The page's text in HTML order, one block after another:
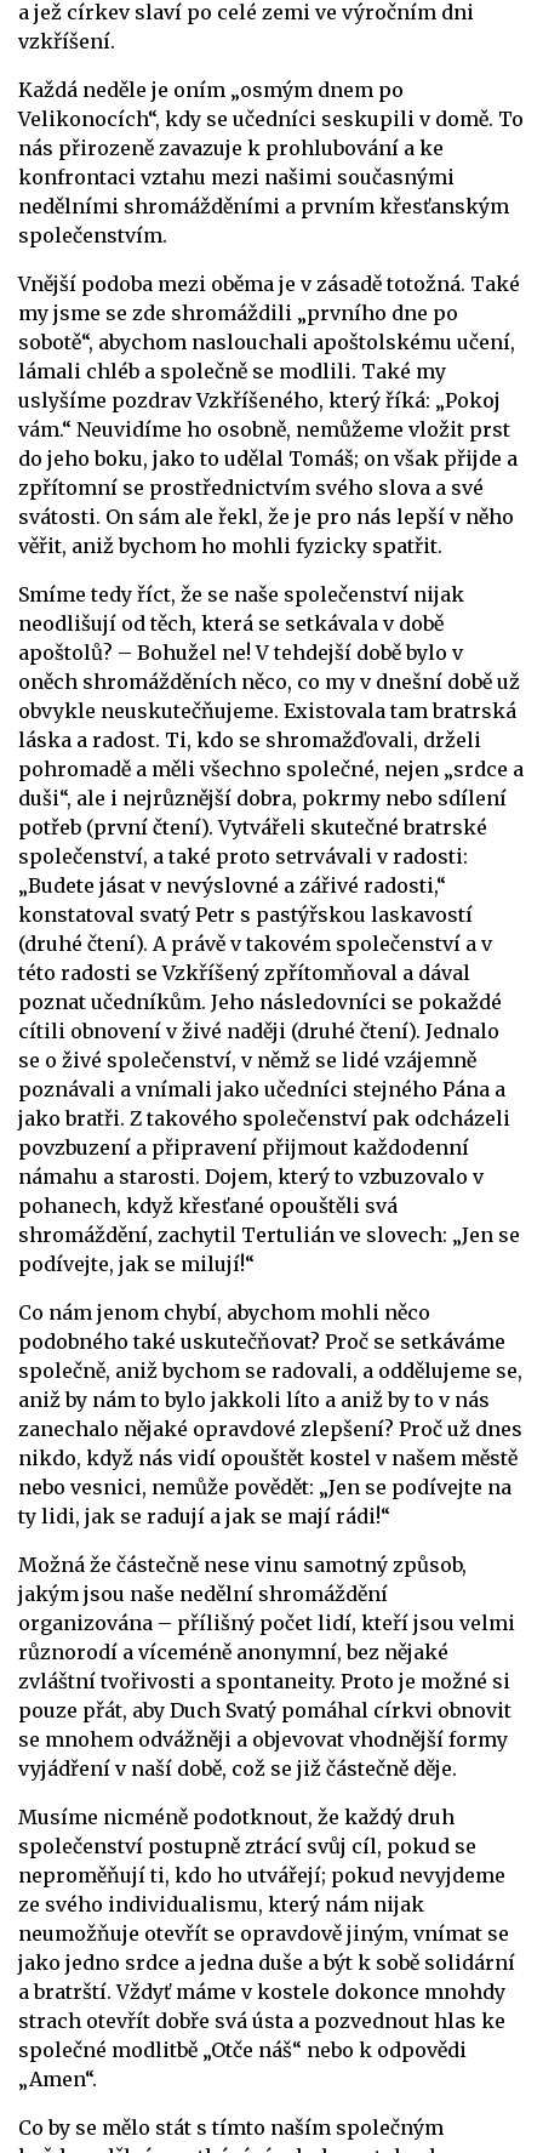
a jež církev slaví po celé zemi ve výročním dni
vzkříšení.
Každá neděle je oním „osmým dnem po
Velikonocích“, kdy se učedníci seskupili v domě. To
nás přirozeně zavazuje k prohlubování a ke
konfrontaci vztahu mezi našimi současnými
nedělními shromážděními a prvním křesťanským
společenstvím.
Vnější podoba mezi oběma je v zásadě totožná. Také
my jsme se zde shromáždili „prvního dne po
sobotě“, abychom naslouchali apoštolskému učení,
lámali chléb a společně se modlili. Také my
uslyšíme pozdrav Vzkříšeného, který říká: „Pokoj
vám.“ Neuvidíme ho osobně, nemůžeme vložit prst
do jeho boku, jako to udělal Tomáš; on však přijde a
zpřítomní se prostřednictvím svého slova a své
svátosti. On sám ale řekl, že je pro nás lepší v něho
věřit, aniž bychom ho mohli fyzicky spatřit.
Smíme tedy říct, že se naše společenství nijak
neodlišují od těch, která se setkávala v době
apoštolů? – Bohužel ne! V tehdejší době bylo v
oněch shromážděních něco, co my v dnešní době už
obvykle neuskutečňujeme. Existovala tam bratrská
láska a radost. Ti, kdo se shromažďovali, drželi
pohromadě a měli všechno společné, nejen „srdce a
duši“, ale i nejrůznější dobra, pokrmy nebo sdílení
potřeb (první čtení). Vytvářeli skutečné bratrské
společenství, a také proto setrvávali v radosti:
„Budete jásat v nevýslovné a zářivé radosti,“
konstatoval svatý Petr s pastýřskou laskavostí
(druhé čtení). A právě v takovém společenství a v
této radosti se Vzkříšený zpřítomňoval a dával
poznat učedníkům. Jeho následovníci se pokaždé
cítili obnovení v živé naději (druhé čtení). Jednalo
se o živé společenství, v němž se lidé vzájemně
poznávali a vnímali jako učedníci stejného Pána a
jako bratři. Z takového společenství pak odcházeli
povzbuzení a připravení přijmout každodenní
námahu a starosti. Dojem, který to vzbuzovalo v
pohanech, když křesťané opouštěli svá
shromáždění, zachytil Tertulián ve slovech: „Jen se
podívejte, jak se milují!“
Co nám jenom chybí, abychom mohli něco
podobného také uskutečňovat? Proč se setkáváme
společně, aniž bychom se radovali, a oddělujeme se,
aniž by nám to bylo jakkoli líto a aniž by to v nás
zanechalo nějaké opravdové zlepšení? Proč už dnes
nikdo, když nás vidí opouštět kostel v našem městě
nebo vesnici, nemůže povědět: „Jen se podívejte na
ty lidi, jak se radují a jak se mají rádi!“
Možná že částečně nese vinu samotný způsob,
jakým jsou naše nedělní shromáždění
organizována – přílišný počet lidí, kteří jsou velmi
různorodí a víceméně anonymní, bez nějaké
zvláštní tvořivosti a spontaneity. Proto je možné si
pouze přát, aby Duch Svatý pomáhal církvi obnovit
se mnohem odvážněji a objevovat vhodnější formy
vyjádření v naší době, což se již částečně děje.
Musíme nicméně podotknout, že každý druh
společenství postupně ztrácí svůj cíl, pokud se
neproměňují ti, kdo ho utvářejí; pokud nevyjdeme
ze svého individualismu, který nám nijak
neumožňuje otevřít se opravdově jiným, vnímat se
jako jedno srdce a jedna duše a být k sobě solidární
a bratrští. Vždyť máme v kostele dokonce mnohdy
strach otevřít dobře svá ústa a pozvednout hlas ke
společné modlitbě „Otče náš“ nebo k odpovědi
„Amen“.
Co by se mělo stát s tímto naším společným